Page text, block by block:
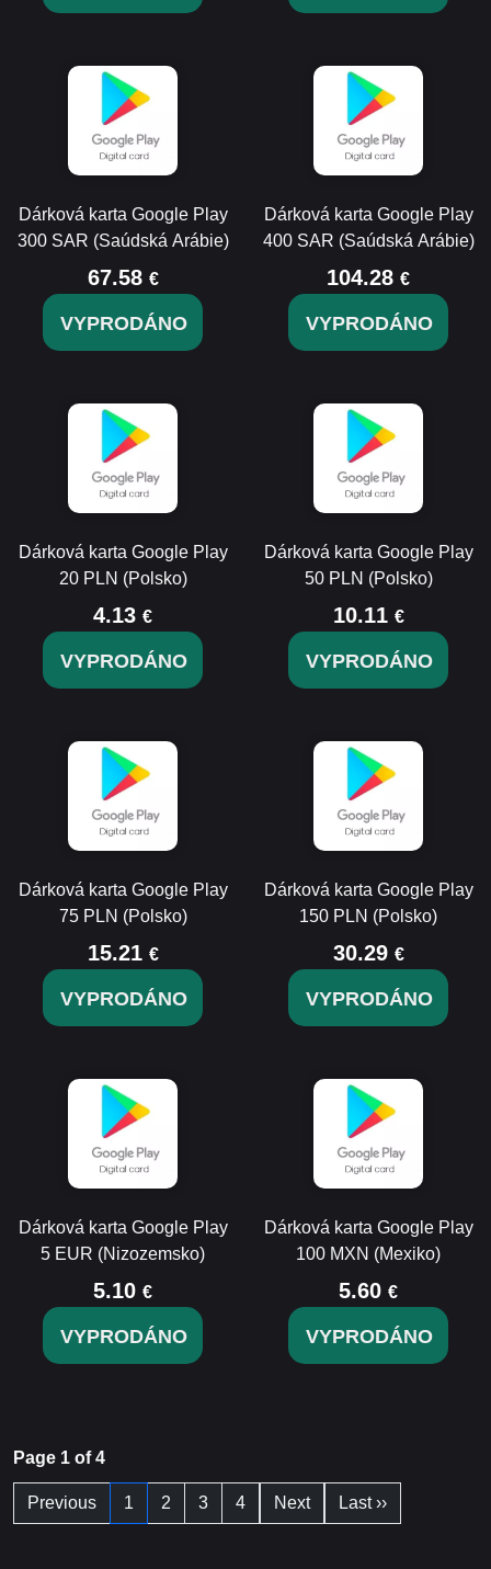
Dárková karta Google Play
300 SAR (Saúdská Arábie)
67.58 €
VYPRODÁNO
Dárková karta Google Play
400 SAR (Saúdská Arábie)
104.28 €
VYPRODÁNO
Dárková karta Google Play
20 PLN (Polsko)
4.13 €
VYPRODÁNO
Dárková karta Google Play
50 PLN (Polsko)
10.11 €
VYPRODÁNO
Dárková karta Google Play
75 PLN (Polsko)
15.21 €
VYPRODÁNO
Dárková karta Google Play
150 PLN (Polsko)
30.29 €
VYPRODÁNO
Dárková karta Google Play
5 EUR (Nizozemsko)
5.10 €
VYPRODÁNO
Dárková karta Google Play
100 MXN (Mexiko)
5.60 €
VYPRODÁNO
Page 1 of 4
Previous 1 2 3 4 Next Last ››